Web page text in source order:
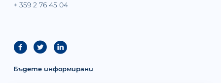
+ 359 2 76 45 04
Бъдете информирани